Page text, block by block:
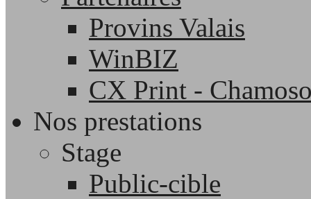
Provins Valais
WinBIZ
CX Print -
Nos prestations
Stage
Public-cible